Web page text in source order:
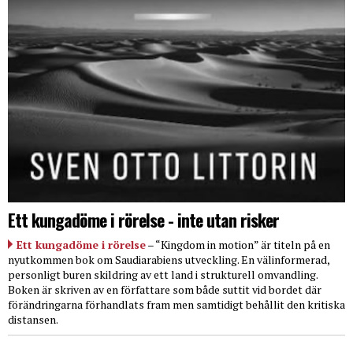
Ett kungadöme i rörelse - inte utan risker
Ett kungadöme i rörelse– “Kingdom in motion” är titeln på en
nyutkommen bok om Saudiarabiens utveckling. En välinformerad,
personligt buren skildring av ett land i strukturell omvandling.
Boken är skriven av en författare som både suttit vid bordet där
förändringarna förhandlats fram men samtidigt behållit den kritiska
distansen.